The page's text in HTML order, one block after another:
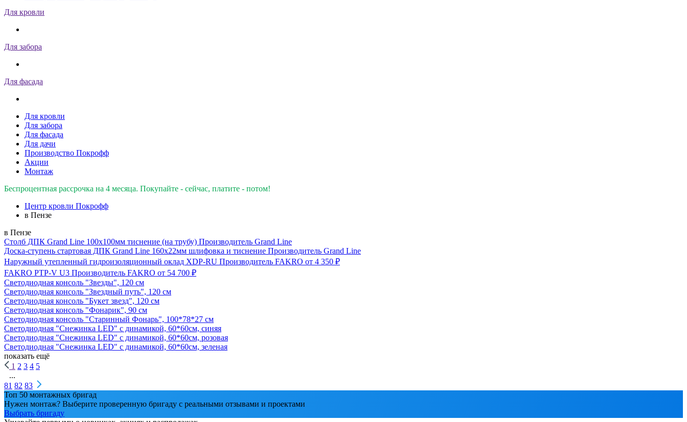
Для кровли
Для забора
Для фасада
Для кровли
Для забора
Для фасада
Для дачи
Производство Покрофф
Акции
Монтаж
Беспроцентная рассрочка на 4 месяца. Покупайте - сейчас, платите - потом!
Центр кровли Покрофф
в Пензе
в Пензе
Столб ДПК Grand Line 100х100мм тиснение (на трубу) Производитель Grand Line
Доска-ступень стартовая ДПК Grand Line 160х22мм шлифовка и тиснение Производитель Grand Line
Наружный утепленный гидроизоляционный оклад XDP-RU Производитель FAKRO от 4 350 ₽
FAKRO PTP-V U3 Производитель FAKRO от 54 700 ₽
Светодиодная консоль "Звезды", 120 см
Светодиодная консоль "Звездный путь", 120 см
Светодиодная консоль "Букет звезд", 120 см
Светодиодная консоль "Фонарик", 90 см
Светодиодная консоль "Старинный Фонарь", 100*78*27 см
Светодиодная "Снежинка LED" с динамикой, 60*60см, синяя
Светодиодная "Снежинка LED" с динамикой, 60*60см, розовая
Светодиодная "Снежинка LED" с динамикой, 60*60см, зеленая
показать ещё
1 2 3 4 5
...
81 82 83
Топ 50 монтажных бригад
Нужен монтаж? Выберите проверенную бригаду с реальными отзывами и проектами
Выбрать бригаду